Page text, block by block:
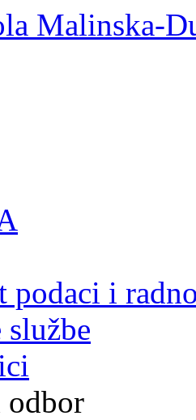
Malinska-
podaci i
službe
odbor